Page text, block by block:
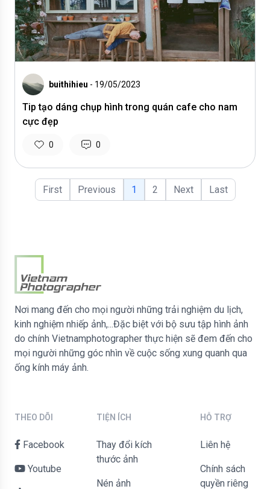
buithihieu - 19/05/2023
Tip tạo dáng chụp hình trong quán cafe cho nam
cực đẹp
0 0
First Previous 1 2 Next Last
Nơi mang đến cho mọi người những trải nghiệm du lịch,
kinh nghiệm nhiếp ảnh,...Đặc biệt với bộ sưu tập hình ảnh
do chính Vietnamphotographer thực hiện sẽ đem đến cho
mọi người những góc nhìn về cuộc sống xung quanh qua
ống kính máy ảnh.
THEO DÕI
Facebook
Youtube
TIỆN ÍCH
Thay đổi kích
thước ảnh
Nén ảnh
HỖ TRỢ
liên hệ
Chính sách
quyền riêng